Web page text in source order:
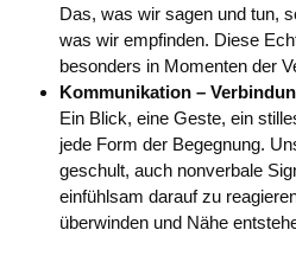
Das, was wir sagen und tun,
was wir empfinden. Diese
besonders in Momenten der
Kommunikation –
Ein Blick, eine Geste, ein
jede Form der Begegnung.
geschult, auch nonverbale
einfühlsam darauf zu
überwinden und Nähe